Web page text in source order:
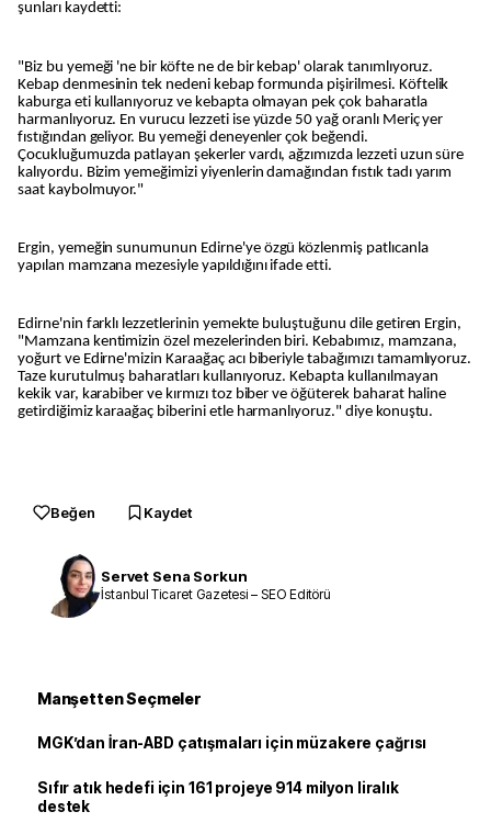
şunları kaydetti:
"Biz bu yemeği 'ne bir köfte ne de bir kebap' olarak tanımlıyoruz.
Kebap denmesinin tek nedeni kebap formunda pişirilmesi. Köftelik
kaburga eti kullanıyoruz ve kebapta olmayan pek çok baharatla
harmanlıyoruz. En vurucu lezzeti ise yüzde 50 yağ oranlı Meriç yer
fıstığından geliyor. Bu yemeği deneyenler çok beğendi.
Çocukluğumuzda patlayan şekerler vardı, ağzımızda lezzeti uzun süre
kalıyordu. Bizim yemeğimizi yiyenlerin damağından fıstık tadı yarım
saat kaybolmuyor."
Ergin, yemeğin sunumunun Edirne'ye özgü közlenmiş patlıcanla
yapılan mamzana mezesiyle yapıldığını ifade etti.
Edirne'nin farklı lezzetlerinin yemekte buluştuğunu dile getiren Ergin,
"Mamzana kentimizin özel mezelerinden biri. Kebabımız, mamzana,
yoğurt ve Edirne'mizin Karaağaç acı biberiyle tabağımızı tamamlıyoruz.
Taze kurutulmuş baharatları kullanıyoruz. Kebapta kullanılmayan
kekik var, karabiber ve kırmızı toz biber ve öğüterek baharat haline
getirdiğimiz karaağaç biberini etle harmanlıyoruz." diye konuştu.
Beğen Kaydet
Servet Sena Sorkun
İstanbul Ticaret Gazetesi – SEO Editörü
Manşetten Seçmeler
MGK’dan İran-ABD çatışmaları için müzakere çağrısı
Sıfır atık hedefi için 161 projeye 914 milyon liralık
destek